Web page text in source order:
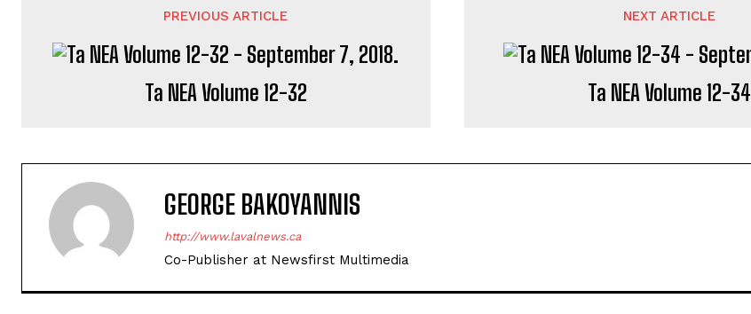
PREVIOUS ARTICLE
Ta NEA Volume 12-32
NEXT ARTICLE
Ta NEA Volume 12-34
GEORGE BAKOYANNIS
http://www.lavalnews.ca
Co-Publisher at Newsfirst Multimedia